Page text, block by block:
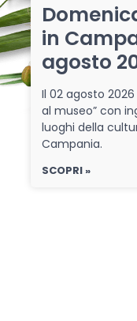
in
agosto
Il 02 agosto
al museo” con
luoghi della
Campania.
SCOPRI »